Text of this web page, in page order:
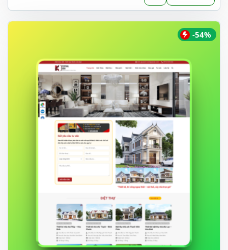
là:
1.500.000 ₫.
tại
là:
-54%